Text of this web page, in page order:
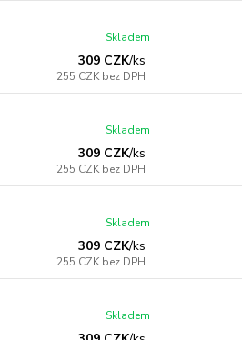
309 CZK/ks
255 CZKbez DPH
Skladem
309 CZK/ks
255 CZKbez DPH
Skladem
309 CZK/ks
255 CZKbez DPH
Skladem
Skladem